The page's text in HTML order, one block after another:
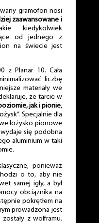
gramofon nosi
zaawansowane i
kiedykolwiek
od jednego z
na świecie jest
z Planar 10. Cała
liczbę
materiały we
że tarcie w
jak i pionie,
Specjalnie dla
łożysko pionowe
się podobna
aluminium w taki
ponieważ
o to, aby nie
samej igły, a był
obciążnika na
pokrętłem na
prowadzona jest
z wolframu.